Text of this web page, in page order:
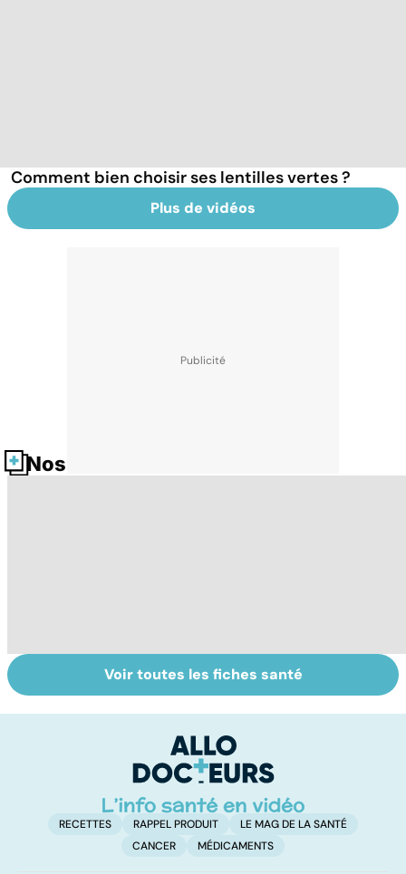
Comment bien choisir ses lentilles vertes ?
Plus de vidéos
Nos fiches santé
Grand froid : nos
conseils
Perturbateurs
endocriniens :
notre santé
Voir toutes les fiches santé
RECETTES RAPPEL PRODUIT
LE MAG DE LA SANTÉ
CANCER
MÉDICAMENTS